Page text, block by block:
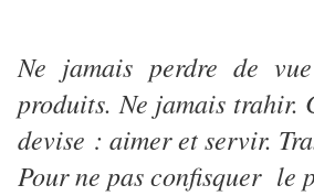
Ne jamais perdre de
produits. Ne jamais trahir.
devise : aimer et servir.
Pour ne pas confisquer le